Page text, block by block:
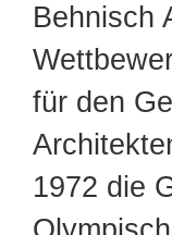
Behnisch
für den
1972 die